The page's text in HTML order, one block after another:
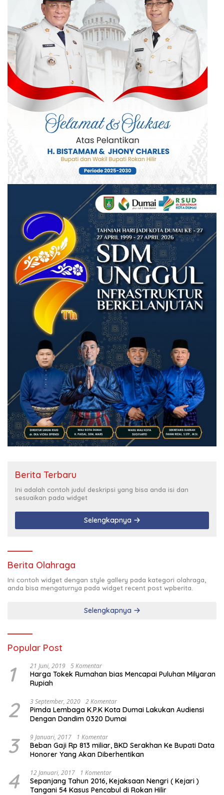
Berita Terbaru
Ini adalah contoh judul deskripsi yang bisa anda isi dan
sesuaikan pada widget
Selengkapnya
Berita Olahraga
Ini contoh widget dengan style gallery pada kategori olahraga,
anda bisa mengaturnya pada widget recent post wpberita.
Selengkapnya
Popular Post
1 21 Juni, 2019 5 Komentar
Harga Tokek Rumahan bias Mencapai Puluhan Milyaran
Rupiah
2 3 September, 2020 2 Komentar
Pimda Lembaga K.P.K Kota Dumai Lakukan Audiensi
Dengan Dandim 0320 Dumai
3 9 Januari, 2017 1 Komentar
Beban Gaji Rp 813 miliar, BKD Serakhan Ke Bupati Data
Honorer Yang Akan Diberhentikan
4 12 Januari, 2017 1 Komentar
Sepanjang Tahun 2016, Kejaksaan Nengri ( Kejari )
Tangani 54 Kasus Pencabul di Rokan Hilir